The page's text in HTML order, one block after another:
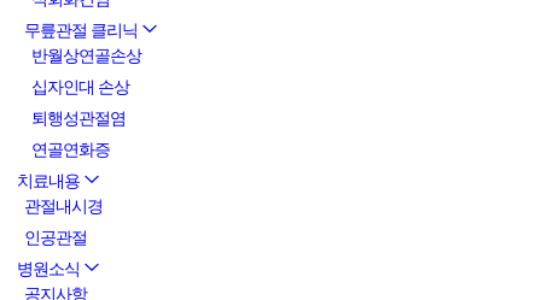
무릎관절 클리닉
반월상연골손상
십자인대 손상
퇴행성관절염
연골연화증
치료내용
관절내시경
인공관절
병원소식
공지사항